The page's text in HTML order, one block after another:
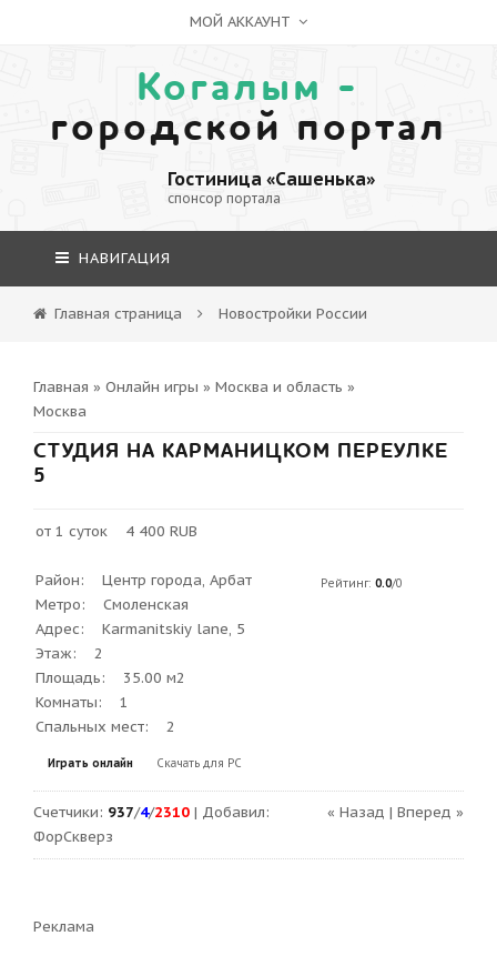
МОЙ АККАУНТ
Когалым -
городской портал
Гостиница «Сашенька»
спонсор портала
НАВИГАЦИЯ
Главная страница Новостройки России
Главная » Онлайн игры » Москва и область »
Москва
СТУДИЯ НА КАРМАНИЦКОМ ПЕРЕУЛКЕ
5
от 1 суток 4 400 RUB
Район: Центр города, Арбат
Метро: Смоленская
Адрес: Karmanitskiy lane, 5
Этаж: 2
Площадь: 35.00 м2
Комнаты: 1
Спальных мест: 2
Играть онлайн Скачать для PC
Рейтинг: 0.0/0
« Назад | Вперед »
Счетчики: 937/4/2310 | Добавил:
ФорСкверз
Реклама